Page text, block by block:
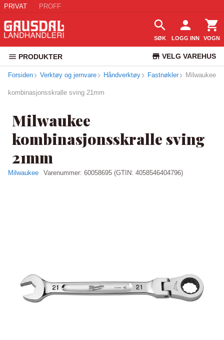
PRIVAT PROFF
SØK LOGG INN VOGN
PRODUKTER VELG VAREHUS
KUNDESERVICE
Forsiden Verktøy og jernvare Håndverktøy Fastnøkler Milwaukee
kombinasjonsskralle sving 21mm
Milwaukee
kombinasjonsskralle sving
21mm
Milwaukee Varenummer: 60058695 (GTIN: 4058546404796)